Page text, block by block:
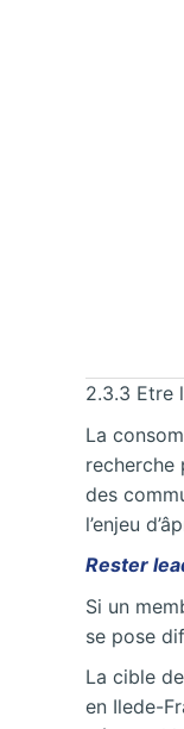
2.3.3 Etre
La
recherche
des
l’enjeu
Rester
Si un
se pose
La cible
en Ilede-